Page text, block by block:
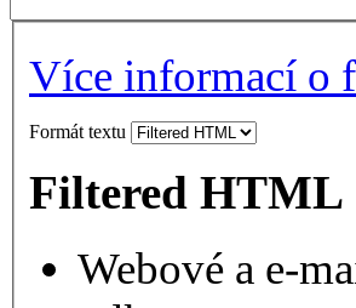
Více informací o
Formát textu
Filtered HTML
Webové a e-